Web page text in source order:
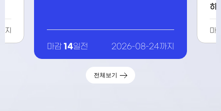
지
마감 14일전 2026-08-24까지
마
전체보기